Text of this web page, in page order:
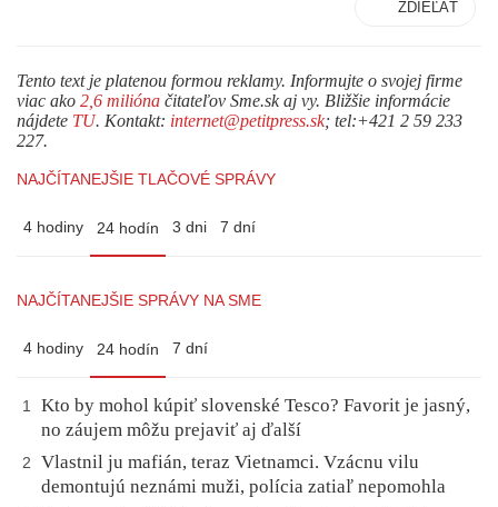
ZDIEĽAŤ
Tento text je platenou formou reklamy. Informujte o svojej firme
viac ako 2,6 milióna čitateľov Sme.sk aj vy. Bližšie informácie
nájdete TU. Kontakt: internet@petitpress.sk; tel:+421 2 59 233
227.
NAJČÍTANEJŠIE TLAČOVÉ SPRÁVY
4 hodiny 24 hodín 3 dni 7 dní
NAJČÍTANEJŠIE SPRÁVY NA SME
4 hodiny 24 hodín 7 dní
1
Kto by mohol kúpiť slovenské Tesco? Favorit je jasný,
no záujem môžu prejaviť aj ďalší
2
Vlastnil ju mafián, teraz Vietnamci. Vzácnu vilu
demontujú neznámi muži, polícia zatiaľ nepomohla